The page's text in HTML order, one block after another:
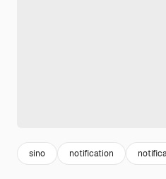
sino notification